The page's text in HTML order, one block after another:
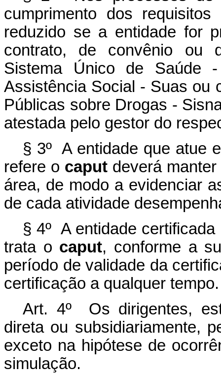
cumprimento dos
reduzido se a entidade for
contrato, de convênio ou
Sistema Único de Saúde
Assistência Social - Suas ou
Públicas sobre Drogas -
atestada pelo gestor do
§ 3º A entidade que atue
refere o caput deverá
área, de modo a evidenciar
de cada atividade
§ 4º A entidade
trata o caput, conforme a
período de validade da
certificação a qualquer tempo.
Art. 4º Os dirigentes,
direta ou subsidiariamente,
exceto na hipótese de ocorrê
simu ação.